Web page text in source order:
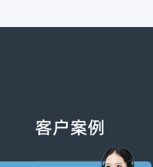
客户案例